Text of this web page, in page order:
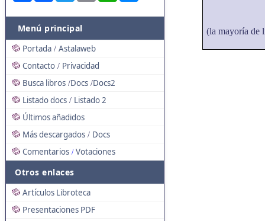
Menú principal
Portada / Astalaweb
Contacto / Privacidad
Busca libros /Docs /Docs2
Listado docs / Listado 2
Últimos añadidos
Más descargados / Docs
Comentarios / Votaciones
Otros enlaces
Artículos Libroteca
Presentaciones PDF
(la mayoría de